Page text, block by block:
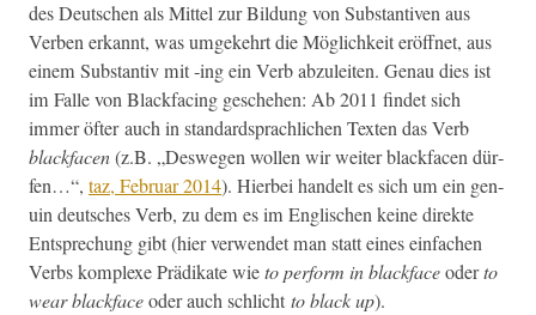
des Deutschen als Mit­tel zur Bil­dung von Sub­stan­tiv­en aus
Ver­ben erkan­nt, was umgekehrt die Möglichkeit eröffnet, aus
einem Sub­stan­tiv mit ‑ing ein Verb abzuleit­en. Genau dies ist
im Falle von Black­fac­ing geschehen: Ab 2011 find­et sich
immer öfter auch in stan­dard­sprach­lichen Tex­ten das Verb
black­facen(z.B. „Deswe­gen wollen wir weit­er black­facen dür­
fen…“, taz, Feb­ru­ar 2014). Hier­bei han­delt es sich um ein gen­
uin deutsches Verb, zu dem es im Englis­chen keine direk­te
Entsprechung gibt (hier ver­wen­det man statt eines ein­fachen
Verbs kom­plexe Prädikate wieto per­form in black­faceoderto
wear black­faceoder auch schlichtto black up).